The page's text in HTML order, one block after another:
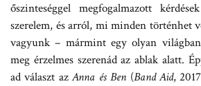
őszinteséggel megfogalmazott
szerelem, és arról, mi minden történhet
vagyunk – mármint egy olyan
meg érzelmes szerenád az ablak alatt.
ad választ azAnna és Ben (Band Aid,